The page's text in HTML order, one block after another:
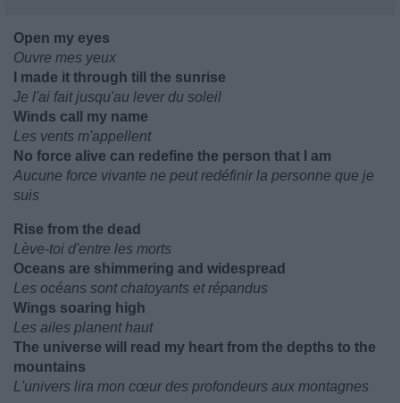
Open my eyes
Ouvre mes yeux
I made it through till the sunrise
Je l'ai fait jusqu'au lever du soleil
Winds call my name
Les vents m'appellent
No force alive can redefine the person that I am
Aucune force vivante ne peut redéfinir la personne que je
suis
Rise from the dead
Lève-toi d'entre les morts
Oceans are shimmering and widespread
Les océans sont chatoyants et répandus
Wings soaring high
Les ailes planent haut
The universe will read my heart from the depths to the
mountains
L'univers lira mon cœur des profondeurs aux montagnes